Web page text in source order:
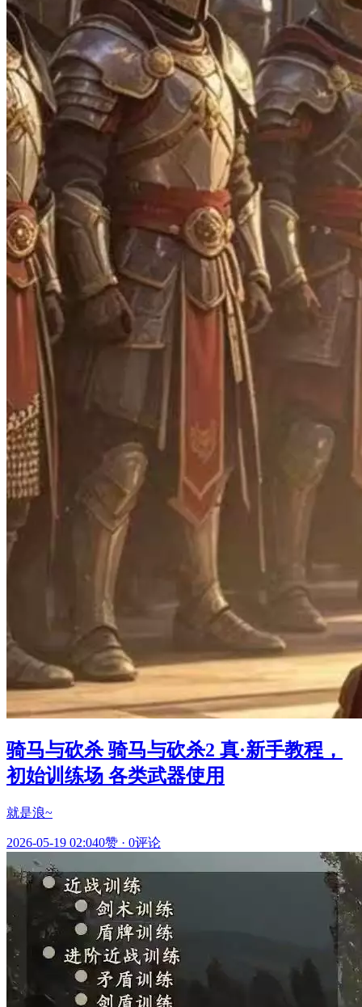
骑马与砍杀 骑马与砍杀2 真·新手教程，
初始训练场 各类武器使用
就是浪~
2026-05-19 02:040赞 · 0评论